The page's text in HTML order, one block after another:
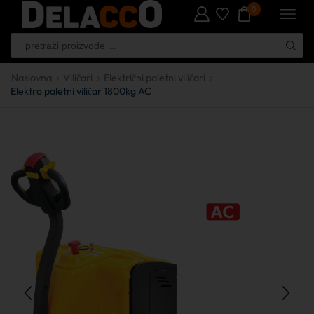
0
Naslovna Viličari
Električni paletni viličari
Elektro paletni viličar 1800kg AC